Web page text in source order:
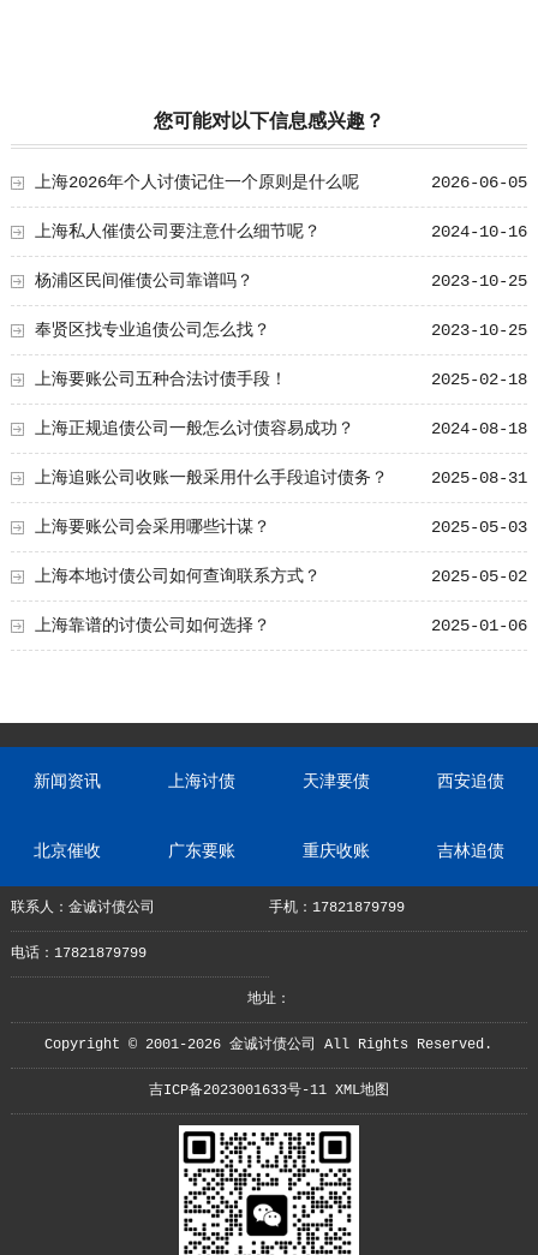
您可能对以下信息感兴趣？
2026-06-05
上海2026年个人讨债记住一个原则是什么呢
2024-10-16
上海私人催债公司要注意什么细节呢？
2023-10-25
杨浦区民间催债公司靠谱吗？
2023-10-25
奉贤区找专业追债公司怎么找？
2025-02-18
上海要账公司五种合法讨债手段！
2024-08-18
上海正规追债公司一般怎么讨债容易成功？
2025-08-31
上海追账公司收账一般采用什么手段追讨债务？
2025-05-03
上海要账公司会采用哪些计谋？
2025-05-02
上海本地讨债公司如何查询联系方式？
2025-01-06
上海靠谱的讨债公司如何选择？
新闻资讯 上海讨债 天津要债 西安追债
北京催收 广东要账 重庆收账 吉林追债
联系人：金诚讨债公司 手机：17821879799
电话：17821879799
地址：
Copyright © 2001-2026 金诚讨债公司 All Rights Reserved.
吉ICP备2023001633号-11 XML地图